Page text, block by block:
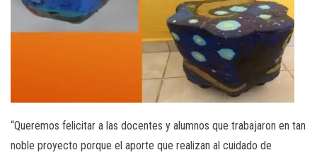
“Queremos felicitar a las docentes y alumnos que trabajaron en tan
noble proyecto porque el aporte que realizan al cuidado de